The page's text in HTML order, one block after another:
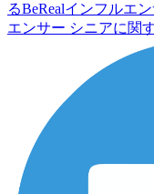
るBeRealインフルエ
エンサー シニアに関